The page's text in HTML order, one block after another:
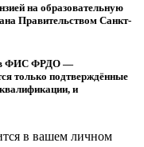
на образовательную
Правительством Санкт-
в ФИС ФРДО —
только подтверждённые
и
в вашем личном